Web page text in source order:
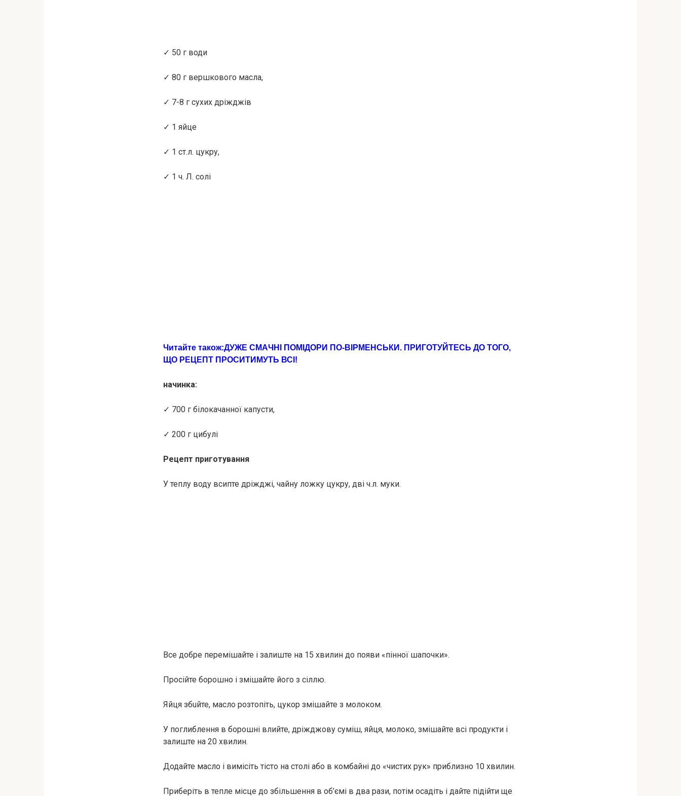
✓ 50 г води
✓ 80 г вершкового масла,
✓ 7-8 г сухих дріжджів
✓ 1 яйце
✓ 1 ст.л. цукру,
✓ 1 ч. Л. солі
Читайте також:ДУЖE СМAЧНІ ПОМІДОРИ ПО-ВІРМEНСЬКИ. ПРИГOТУЙТЕСЬ ДО ТOГО,
ЩO РЕЦЕПТ ПРОСИТИМУТЬ ВСІ!
начинка:
✓ 700 г білокачанної капусти,
✓ 200 г цибулі
Рецепт приготування
У теплу воду всипте дріжджі, чайну ложку цукру, дві ч.л. муки.
Все добре перемішайте і залиште на 15 хвилин до появи «пінної шапочки».
Просійте борошно і змішайте його з сіллю.
Яйця збuйте, масло розтопіть, цукор змішайте з молоком.
У поглиблення в борошні влийте, дріжджову суміш, яйця, молоко, змішайте всі продукти і
залиште на 20 хвилин.
Додайте масло і вимісіть тісто на столі або в комбайні до «чистих рук» приблизно 10 хвилин.
Приберіть в тепле місце до збільшення в об’ємі в два рази, потім осадіть і дайте підійти ще